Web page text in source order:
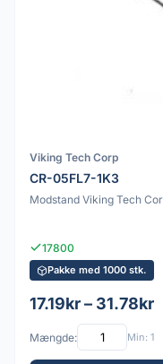
Viking Tech Corp
CR-05FL7-1K3
Modstand Viking Tech
17800
Pakke med 1000 stk.
17.19kr – 31.78kr
Mængde: Min: 1